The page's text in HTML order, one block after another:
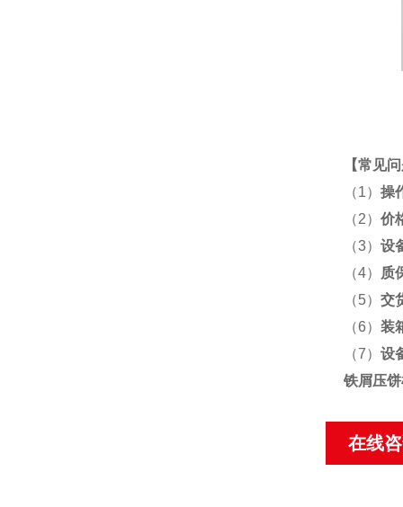
【常见
（1） 操
（2） 价
（3） 设
（4）
质
（5） 交
（6） 装
（7） 设
铁屑压
在线